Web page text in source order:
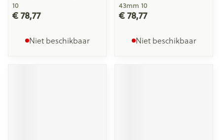
10
€ 78,77
Niet beschikbaar
43mm 10
€ 78,77
Niet beschikbaar